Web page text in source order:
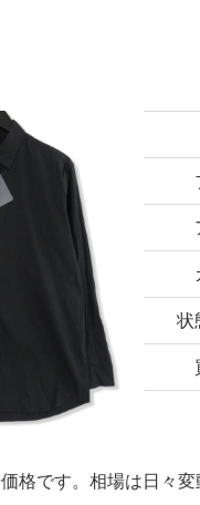
状
格です。相場は日々